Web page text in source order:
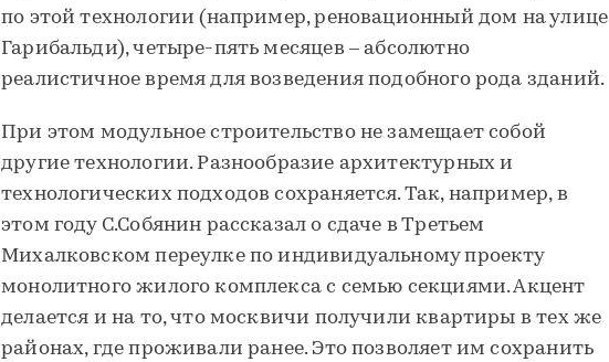
по этой технологии (например, реновационный дом на улице
Гарибальди), четыре-пять месяцев – абсолютно
реалистичное время для возведения подобного рода зданий.
При этом модульное строительство не замещает собой
другие технологии. Разнообразие архитектурных и
технологических подходов сохраняется. Так, например, в
этом году С.Собянин рассказал о сдаче в Третьем
Михалковском переулке по индивидуальному проекту
монолитного жилого комплекса с семью секциями. Акцент
делается и на то, что москвичи получили квартиры в тех же
районах, где проживали ранее. Это позволяет им сохранить